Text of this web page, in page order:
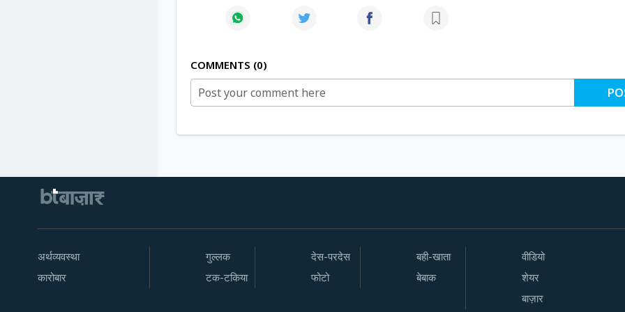
COMMENTS 0
अर्थव्यवस्था
कारोबार
गुल्लक
टक-टकिया
देस-परदेस
फोटो
बही-खाता
बेबाक
वीडियो
शेयर
बाज़ार